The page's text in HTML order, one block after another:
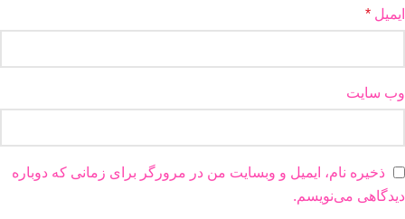
ایمیل *
وب‌ سایت
ذخیره نام، ایمیل و وبسایت من در مرورگر برای زمانی که دوباره
دیدگاهی می‌نویسم.